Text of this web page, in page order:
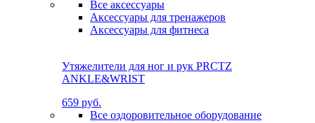
Все аксессуары
Аксессуары для тренажеров
Аксессуары для фитнеса
Утяжелители для ног и рук PRCTZ
ANKLE&WRIST
659 руб.
Все оздоровительное оборудование